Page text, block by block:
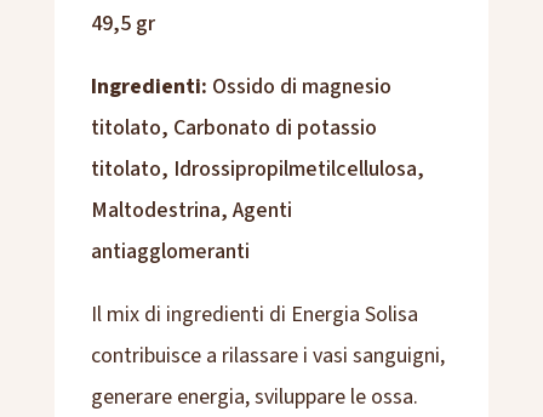
49,5 gr
Ingredienti: Ossido di magnesio
titolato, Carbonato di potassio
titolato, Idrossipropilmetilcellulosa,
Maltodestrina, Agenti
antiagglomeranti
Il mix di ingredienti di Energia Solisa
contribuisce a rilassare i vasi sanguigni,
generare energia, sviluppare le ossa.